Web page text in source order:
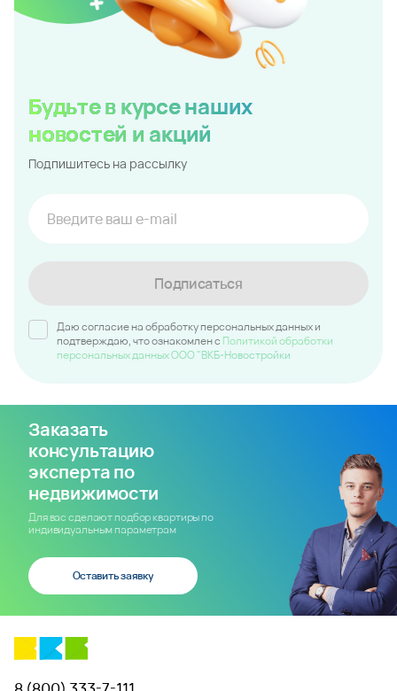
Будьте в курсе наших
новостей и акций
Подпишитесь на рассылку
Подписаться
Даю согласие на обработку персональных данных и
подтверждаю, что ознакомлен c Политикой обработки
персональных данных ООО "ВКБ-Новостройки
Заказать
консультацию
эксперта по
недвижимости
Для вас сделают подбор квартиры по
индивидуальным параметрам
Оставить заявку